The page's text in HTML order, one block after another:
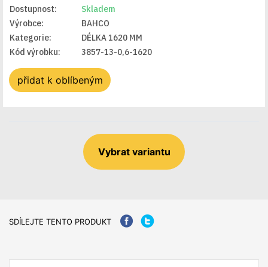
Dostupnost:
Skladem
Výrobce:
BAHCO
Kategorie:
DÉLKA 1620 MM
Kód výrobku:
3857-13-0,6-1620
přidat k oblíbeným
Vybrat variantu
SDÍLEJTE TENTO PRODUKT